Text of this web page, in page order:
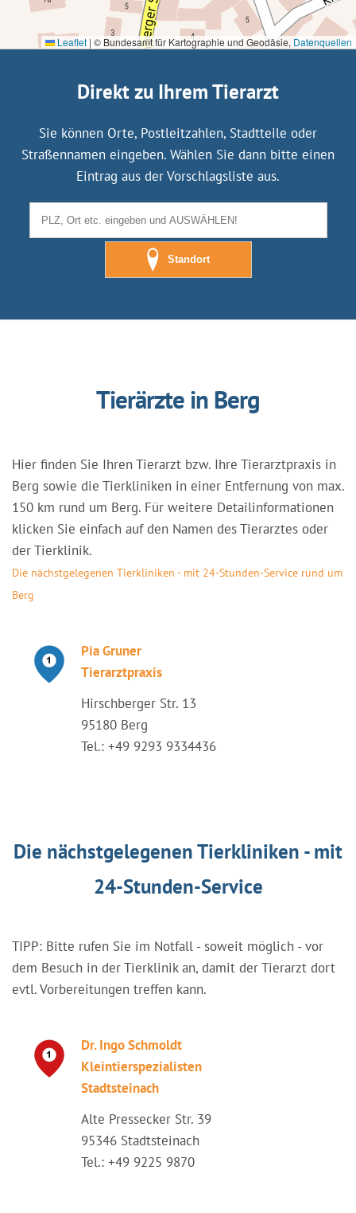
Leaflet | © Bundesamt für Kartographie und Geodäsie, Datenquellen
Direkt zu Ihrem Tierarzt
Sie können Orte, Postleitzahlen, Stadtteile oder
Straßennamen eingeben. Wählen Sie dann bitte einen
Eintrag aus der Vorschlagsliste aus.
Standort
Tierärzte in Berg
Hier finden Sie Ihren Tierarzt bzw. Ihre Tierarztpraxis in
Berg sowie die Tierkliniken in einer Entfernung von max.
150 km rund um Berg. Für weitere Detailinformationen
klicken Sie einfach auf den Namen des Tierarztes oder
der Tierklinik.
Die nächstgelegenen Tierkliniken - mit 24-Stunden-Service rund um
Berg
Pia Gruner
Tierarztpraxis
Hirschberger Str. 13
95180 Berg
Tel.: +49 9293 9334436
Die nächstgelegenen Tierkliniken - mit
24-Stunden-Service
TIPP: Bitte rufen Sie im Notfall - soweit möglich - vor
dem Besuch in der Tierklinik an, damit der Tierarzt dort
evtl. Vorbereitungen treffen kann.
Dr. Ingo Schmoldt
Kleintierspezialisten
Stadtsteinach
Alte Pressecker Str. 39
95346 Stadtsteinach
Tel.: +49 9225 9870